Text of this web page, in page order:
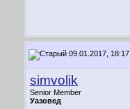
09.01.2017, 18:17
simvolik
Senior Member
Уазовед